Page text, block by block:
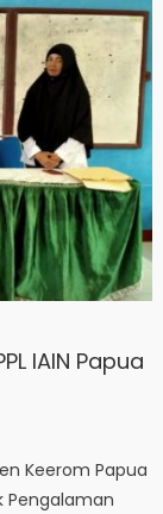
IAIN Papua
Keerom Papua
Pengalaman